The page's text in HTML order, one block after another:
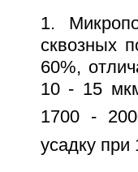
1.
сквозных
60%,
10 - 15
1700 -
усадку при